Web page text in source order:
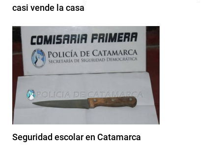
casi vende la casa
Seguridad escolar en Catamarca